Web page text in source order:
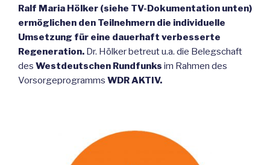
Ralf Maria Hölker (siehe TV-Dokumentation unten)
ermöglichen den Teilnehmern die individuelle
Umsetzung für eine dauerhaft verbesserte
Regeneration. Dr. Hölker betreut u.a. die Belegschaft
des Westdeutschen Rundfunks im Rahmen des
Vorsorgeprogramms WDR AKTIV.